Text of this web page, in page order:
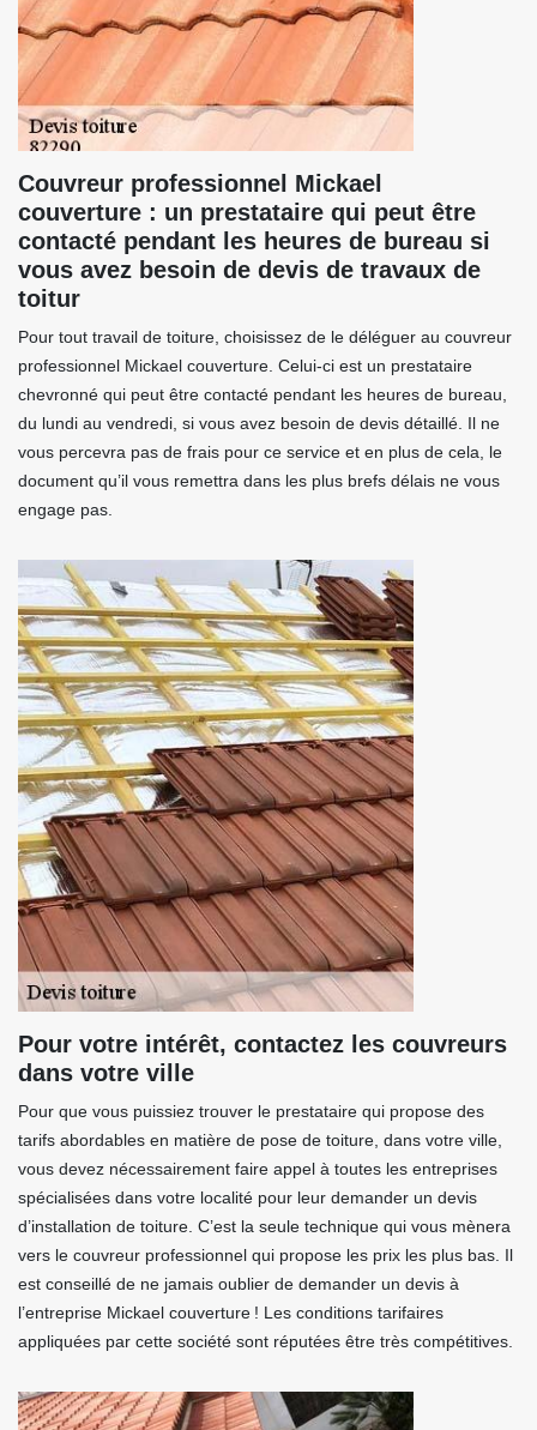
Couvreur professionnel Mickael
couverture : un prestataire qui peut être
contacté pendant les heures de bureau si
vous avez besoin de devis de travaux de
toitur
Pour tout travail de toiture, choisissez de le déléguer au couvreur
professionnel Mickael couverture. Celui-ci est un prestataire
chevronné qui peut être contacté pendant les heures de bureau,
du lundi au vendredi, si vous avez besoin de devis détaillé. Il ne
vous percevra pas de frais pour ce service et en plus de cela, le
document qu’il vous remettra dans les plus brefs délais ne vous
engage pas.
Pour votre intérêt, contactez les couvreurs
dans votre ville
Pour que vous puissiez trouver le prestataire qui propose des
tarifs abordables en matière de pose de toiture, dans votre ville,
vous devez nécessairement faire appel à toutes les entreprises
spécialisées dans votre localité pour leur demander un devis
d’installation de toiture. C’est la seule technique qui vous mènera
vers le couvreur professionnel qui propose les prix les plus bas. Il
est conseillé de ne jamais oublier de demander un devis à
l’entreprise Mickael couverture ! Les conditions tarifaires
appliquées par cette société sont réputées être très compétitives.